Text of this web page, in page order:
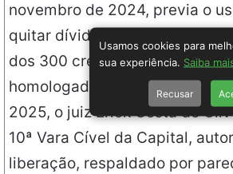
novembro de 2024, previa o
quitar dívidas trabalhistas
dos 300 credores que
homologados pela Justiça. Em
2025, o juiz Erick Costa de
10ª Vara Cível da Capital,
liberação, respaldado por
Usamos cookies para
sua experiência. Saiba
Recusar